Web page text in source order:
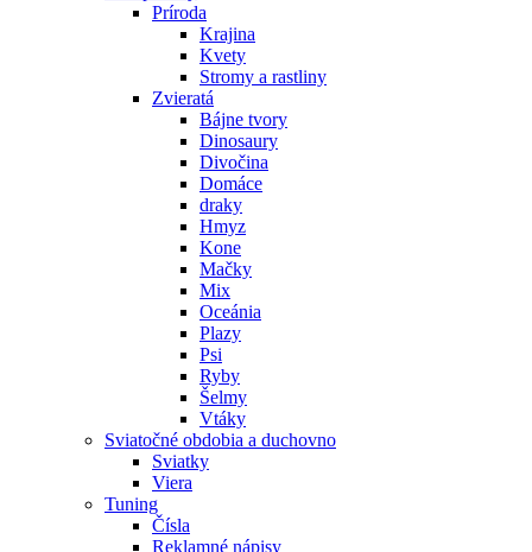
Príroda
Krajina
Kvety
Stromy a rastliny
Zvieratá
Bájne tvory
Dinosaury
Divočina
Domáce
draky
Hmyz
Kone
Mačky
Mix
Oceánia
Plazy
Psi
Ryby
Šelmy
Vtáky
Sviatočné obdobia a duchovno
Sviatky
Viera
Tuning
Čísla
Reklamné nápisy